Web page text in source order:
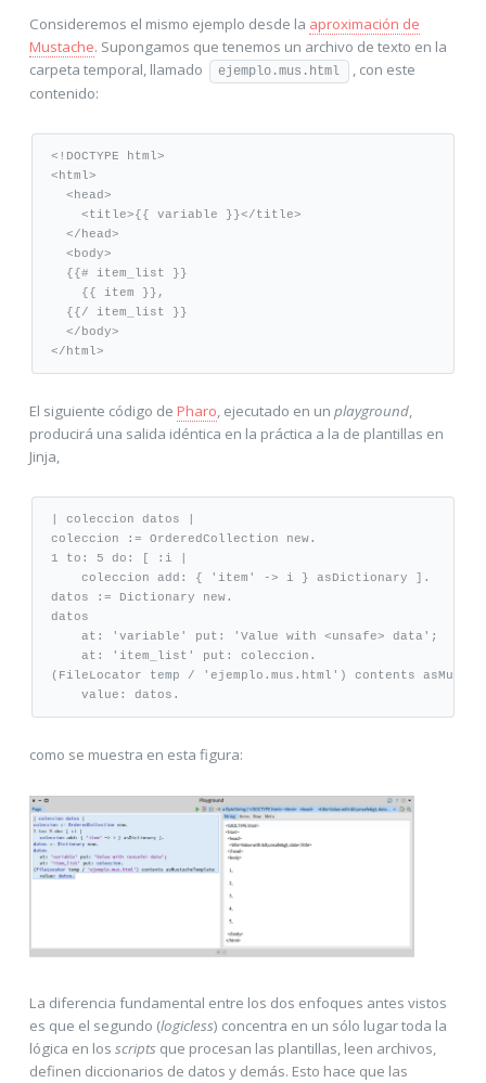
Consideremos el mismo ejemplo desde la aproximación de
Mustache. Supongamos que tenemos un archivo de texto en la
carpeta temporal, llamado
ejemplo.mus.html
, con este
contenido:
<!DOCTYPE html>
<html>
<head>
<title>{{ variable }}</title>
</head>
<body>
{{# item_list
}}
{{ item }} ,
{{/ item_list }}
</body>
</html>
El siguiente código de Pharo, ejecutado en un playground,
producirá una salida idéntica en la práctica a la de plantillas en
Jinja,
| coleccion datos |
coleccion := OrderedCollection new.
1 to: 5 do: [ :i |
    coleccion add: { 'item' -> i } asDictionary ].
datos := Dictionary new.
datos
    at: 'variable' put: 'Value with <unsafe> data';
    at: 'item_list' put: coleccion.
(FileLocator temp / 'ejemplo.mus.html') contents
    value: datos.
como se muestra en esta figura:
La diferencia fundamental entre los dos enfoques antes vistos
es que el segundo (logicless) concentra en un sólo lugar toda la
lógica en los scriptsque procesan las plantillas, leen archivos,
definen diccionarios de datos y demás. Esto hace que las